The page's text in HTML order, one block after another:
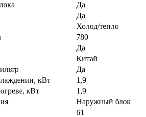
Да
Да
Холод/тепло
780
Да
Китай
Да
кВт
1,9
кВт
1,9
Наружный блок
61